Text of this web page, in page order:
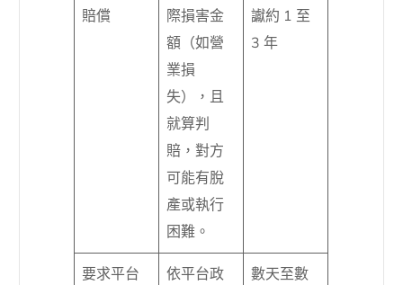
賠償
際損害金
額（如營
業損
失），且
就算判
賠，對方
可能有脫
產或執行
困難。
讞約 1 至
3 年
要求平台
依平台政
數天至數